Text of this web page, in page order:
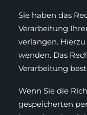
Sie haben das
Verarbeitung
verlangen.
wenden. Das
Verarbeitung
Wenn Sie die
gespeicherten